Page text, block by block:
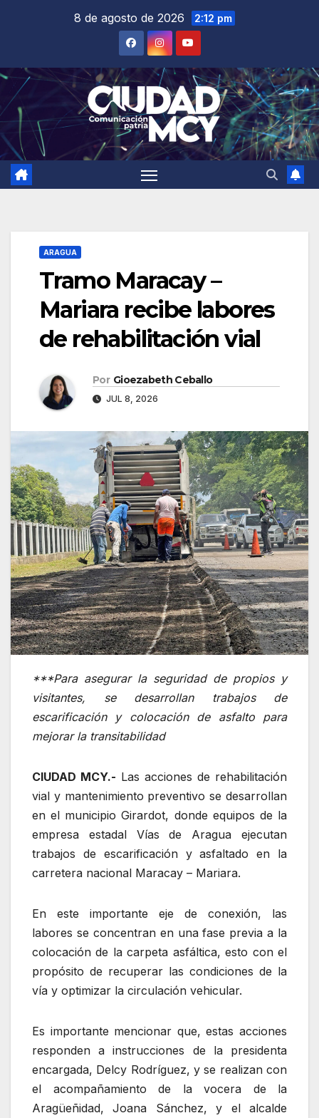
8 de agosto de 2026 2:12 pm
ARAGUA
Tramo Maracay –
Mariara recibe labores
de rehabilitación vial
Por Gioezabeth Ceballo
JUL 8, 2026
***Para asegurar la seguridad de propios y
visitantes, se desarrollan trabajos de
escarificación y colocación de asfalto para
mejorar la transitabilidad
CIUDAD MCY.- Las acciones de rehabilitación
vial y mantenimiento preventivo se desarrollan
en el municipio Girardot, donde equipos de la
empresa estadal Vías de Aragua ejecutan
trabajos de escarificación y asfaltado en la
carretera nacional Maracay – Mariara.
En este importante eje de conexión, las
labores se concentran en una fase previa a la
colocación de la carpeta asfáltica, esto con el
propósito de recuperar las condiciones de la
vía y optimizar la circulación vehicular.
Es importante mencionar que, estas acciones
responden a instrucciones de la presidenta
encargada, Delcy Rodríguez, y se realizan con
el acompañamiento de la vocera de la
Aragüeñidad, Joana Sánchez, y el alcalde